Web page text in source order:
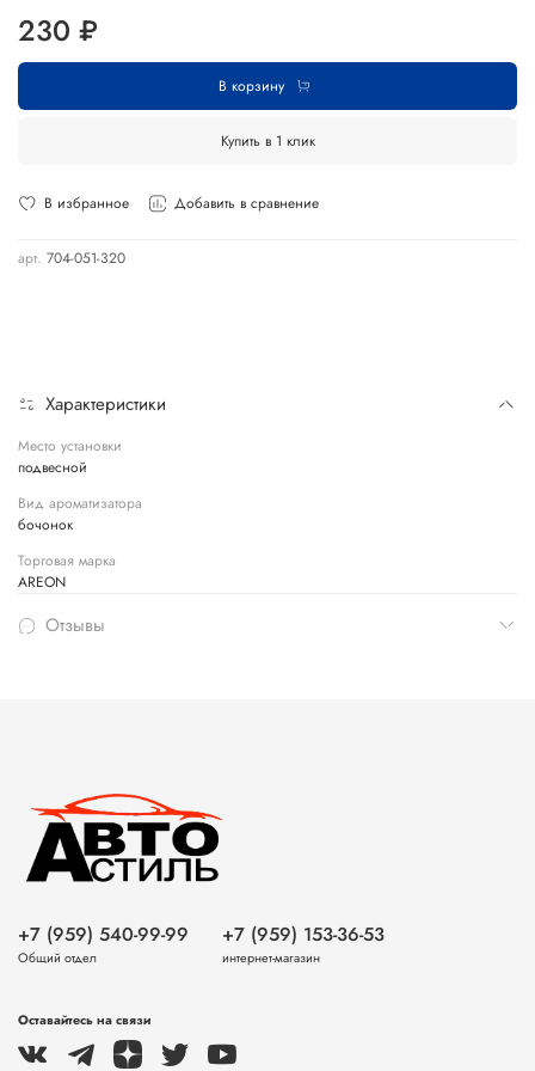
В избранное Добавить в сравнение
арт. 704-051-320
230 ₽
В корзину
Купить в 1 клик
Характеристики
Место установки
подвесной
Вид ароматизатора
бочонок
Торговая марка
AREON
Отзывы
+7 (959) 540-99-99
Общий отдел
+7 (959) 153-36-53
интернет-магазин
Оставайтесь на связи